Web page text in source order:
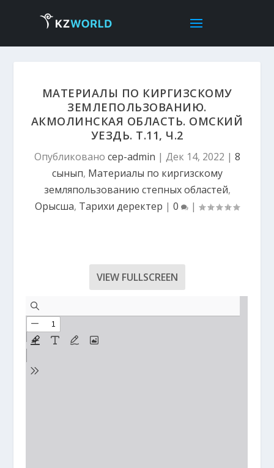
МАТЕРИАЛЫ ПО КИРГИЗСКОМУ
ЗЕМЛЕПОЛЬЗОВАНИЮ.
АКМОЛИНСКАЯ ОБЛАСТЬ. ОМСКИЙ
УЕЗДЬ. Т.11, Ч.2
Опубликовано cep-admin | Дек 14, 2022 | 8
сынып, Материалы по киргизскому
земляпользованию степных областей,
Орысша, Тарихи деректер | 0 |
VIEW FULLSCREEN